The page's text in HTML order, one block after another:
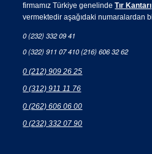
firmamız Türkiye genelindeTır Kantarı
vermektedir aşağıdaki numaralardan
0 (232) 332 09 41
0 (322) 911 07 410 (216) 606 32 62
0 (212) 909 26 25
0 (312) 911 11 76
0 (262) 606 06 00
0 (232) 332 07 90